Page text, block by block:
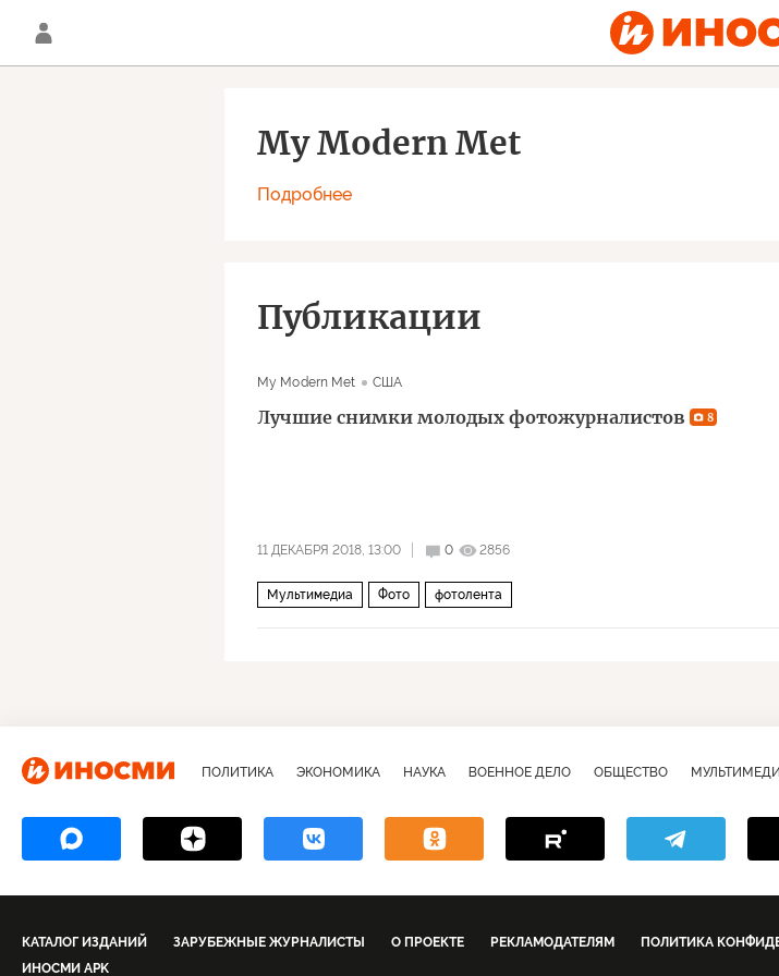
My Modern Met
Подробнее
Публикации
My Modern Met США
Лучшие снимки молодых фотожурналистов 8
11 ДЕКАБРЯ 2018, 13:00 0 2856
Мультимедиа Фото фотолента
ПОЛИТИКА ЭКОНОМИКА НАУКА ВОЕННОЕ ДЕЛО ОБЩЕСТВО
КАТАЛОГ ИЗДАНИЙ ЗАРУБЕЖНЫЕ ЖУРНАЛИСТЫ О ПРОЕКТЕ РЕКЛАМОДАТЕЛЯМ ПОЛИТИКА
ИНОСМИ APK